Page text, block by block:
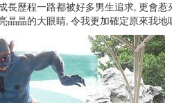
長歷程一路都被好多男生追求, 更會
晶晶的大眼睛, 令我更加確定原來我